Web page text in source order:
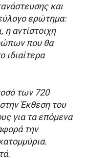
και
ερώτημα:
η αντίστοιχη
που θα
ιδιαίτερα
των 720
Έκθεση του
για τα επόμενα
την